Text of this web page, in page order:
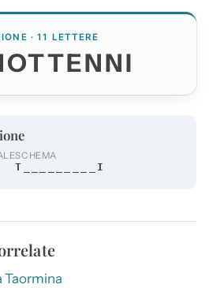
· 11 LETTERE
SCHEMA
T_________I
Taormina